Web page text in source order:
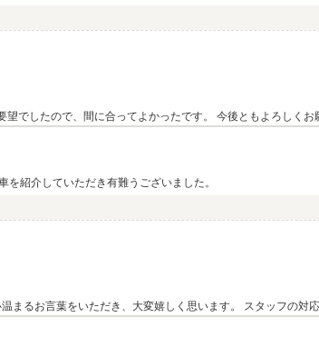
でしたので、間に合ってよかったです。 今後ともよろしくお
紹介していただき有難うございました。
たお車にもご満足いただけたようで、大変嬉し